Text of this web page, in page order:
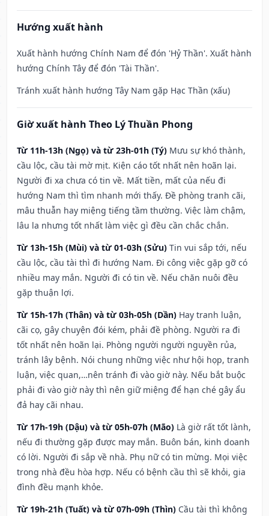
Hướng xuất hành
Xuất hành hướng Chính Nam để đón 'Hỷ Thần'. Xuất hành
hướng Chính Tây để đón 'Tài Thần'.
Tránh xuất hành hướng Tây Nam gặp Hạc Thần (xấu)
Giờ xuất hành Theo Lý Thuần Phong
Từ 11h-13h (Ngọ) và từ 23h-01h (Tý) Mưu sự khó thành,
cầu lộc, cầu tài mờ mịt. Kiện cáo tốt nhất nên hoãn lại.
Người đi xa chưa có tin về. Mất tiền, mất của nếu đi
hướng Nam thì tìm nhanh mới thấy. Đề phòng tranh cãi,
mâu thuẫn hay miệng tiếng tầm thường. Việc làm chậm,
lâu la nhưng tốt nhất làm việc gì đều cần chắc chắn.
Từ 13h-15h (Mùi) và từ 01-03h (Sửu) Tin vui sắp tới, nếu
cầu lộc, cầu tài thì đi hướng Nam. Đi công việc gặp gỡ có
nhiều may mắn. Người đi có tin về. Nếu chăn nuôi đều
gặp thuận lợi.
Từ 15h-17h (Thân) và từ 03h-05h (Dần) Hay tranh luận,
cãi cọ, gây chuyện đói kém, phải đề phòng. Người ra đi
tốt nhất nên hoãn lại. Phòng người người nguyền rủa,
tránh lây bệnh. Nói chung những việc như hội họp, tranh
luận, việc quan,…nên tránh đi vào giờ này. Nếu bắt buộc
phải đi vào giờ này thì nên giữ miệng để hạn ché gây ẩu
đả hay cãi nhau.
Từ 17h-19h (Dậu) và từ 05h-07h (Mão) Là giờ rất tốt lành,
nếu đi thường gặp được may mắn. Buôn bán, kinh doanh
có lời. Người đi sắp về nhà. Phụ nữ có tin mừng. Mọi việc
trong nhà đều hòa hợp. Nếu có bệnh cầu thì sẽ khỏi, gia
đình đều mạnh khỏe.
Từ 19h-21h (Tuất) và từ 07h-09h (Thìn) Cầu tài thì không